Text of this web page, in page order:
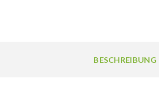
BESCHREIBUNG